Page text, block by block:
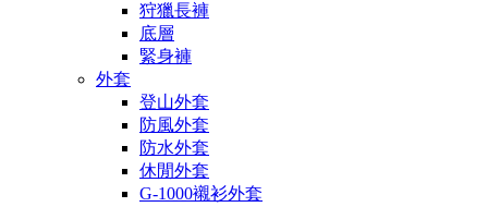
狩獵長褲
底層
緊身褲
外套
登山外套
防風外套
防水外套
休閒外套
G-1000襯衫外套